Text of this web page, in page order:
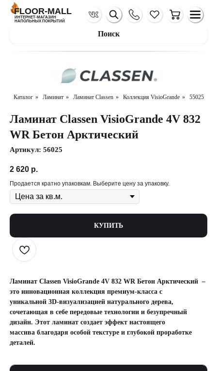
Поиск
FLOOR-MALL
ИНТЕРНЕТ-МАГАЗИН
НАПОЛЬНЫХ ПОКРЫТИЙ
Каталог » Ламинат » Ламинат Classen » Коллекция VisioGrande » 55025
Ламинат Classen VisioGrande 4V 832
WR Бетон Арктический
Артикул: 56025
2 620 р.
Продается кратно упаковкам. Выберите цену за упаковку.
КУПИТЬ
Ламинат Classen VisioGrande 4V 832 WR Бетон Арктический –
это инновационная коллекция премиум-класса с
уникальной 3D-визуализацией натурального дерева,
сочетающая в себе передовые технологии и безупречный
дизайн. Этот ламинат создает эффект настоящего
массива благодаря особой текстуре и глубокой проработке
деталей.